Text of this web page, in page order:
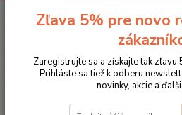
Krmivo pre kone ENERGYS
Lucerkové granule
Zľava 5% pre novo
Zaregistrujte sa a získajte tak zľavu
Prihláste sa tiež k odberu
novinky, akcie a